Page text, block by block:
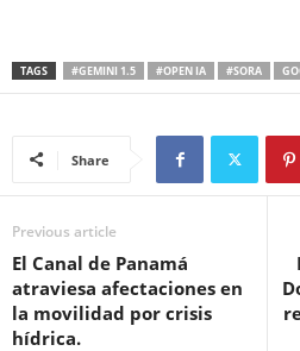
TAGS #GEMINI 1.5 #OPEN IA #SORA
Share
Previous article
El Canal de Panamá
atraviesa afectaciones en
la movilidad por crisis
hídrica.